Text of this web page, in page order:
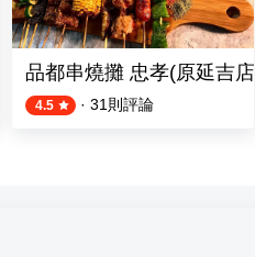
品都串燒攤 忠孝(原延吉店)
4.5 · 31 則評論